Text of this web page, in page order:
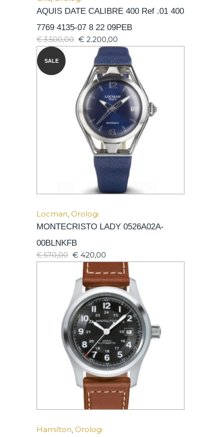
AQUIS DATE CALIBRE 400 Ref .01 400
7769 4135-07 8 22 09PEB
€3.500,00 € 2.200,00
SALE
Locman, Orologi
MONTECRISTO LADY 0526A02A-
00BLNKFB
€570,00 € 420,00
Hamilton, Orologi